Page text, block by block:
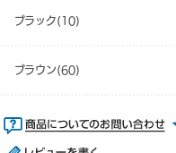
ブラック(10)
ブラウン(60)